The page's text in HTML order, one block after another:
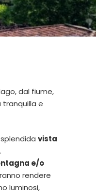
dal fiume,
tranquilla e
vista
.
e/o
rendere
luminosi,